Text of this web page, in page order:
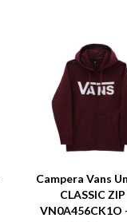
Campera Vans
CLASSIC
VN0A456CK1O